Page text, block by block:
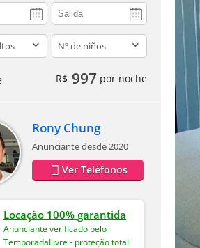
children
R$ 997 por noche
Rony Chung
Anunciante desde 2020
Ver Teléfonos
Locação 100% garantida
Anunciante verificado pelo
TemporadaLivre - proteção total